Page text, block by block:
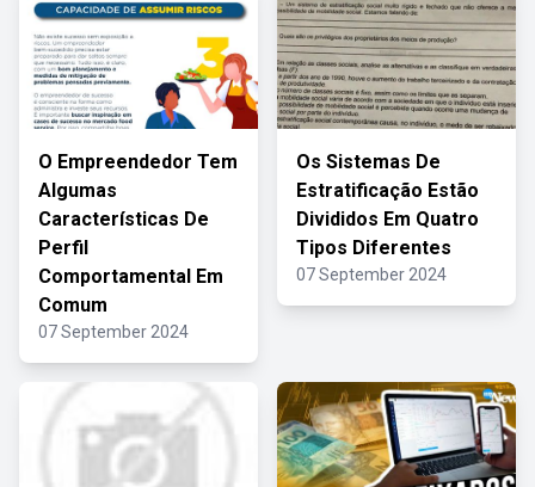
O Empreendedor Tem
Algumas
Características De
Perfil
Comportamental Em
Comum
07 September 2024
Os Sistemas De
Estratificação Estão
Divididos Em Quatro
Tipos Diferentes
07 September 2024